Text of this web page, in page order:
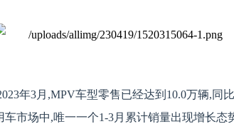
年3月,MPV车型零售已经达到10.0万辆,同
车市场中,唯一一个1-3月累计销量出现增长